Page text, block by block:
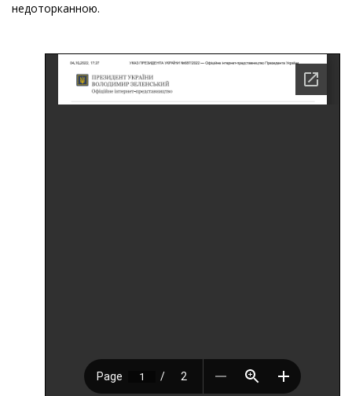
недоторканною.